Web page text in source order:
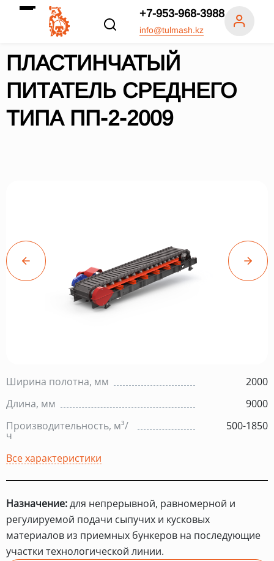
+7-953-968-3988
info@tulmash.kz
ПЛАСТИНЧАТЫЙ
ПИТАТЕЛЬ СРЕДНЕГО
ТИПА ПП-2-2009
Ширина полотна, мм
2000
Длина, мм
9000
Производительность, м³/
ч
500-1850
Все характеристики
Назначение:для непрерывной, равномерной и
регулируемой подачи сыпучих и кусковых
материалов из приемных бункеров на последующие
участки технологической линии.